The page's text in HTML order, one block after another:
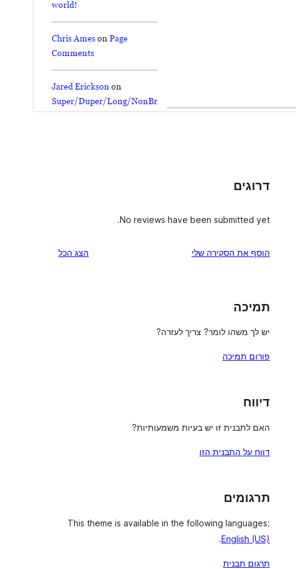
דרוגים
No reviews have been submitted yet.
הוסף את הסקירה שלי הצג הכל
תמיכה
יש לך משהו לומר? צריך לעזרה?
פורום תמיכה
דיווח
האם לתבנית זו יש בעיות משמעותיות?
דווח על התבנית הזו
תרגומים
This theme is available in the following languages:
English (US)
.
תרגום תבנית